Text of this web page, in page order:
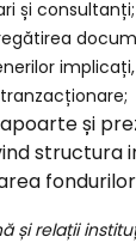
și consultanți;
și
structura
și relații